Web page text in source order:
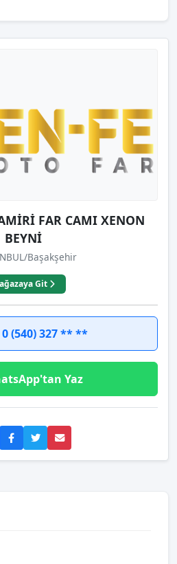
FAR CAMI XENON
BEYNİ
Başakşehir
Git
0 (540) 327 ** **
Yaz